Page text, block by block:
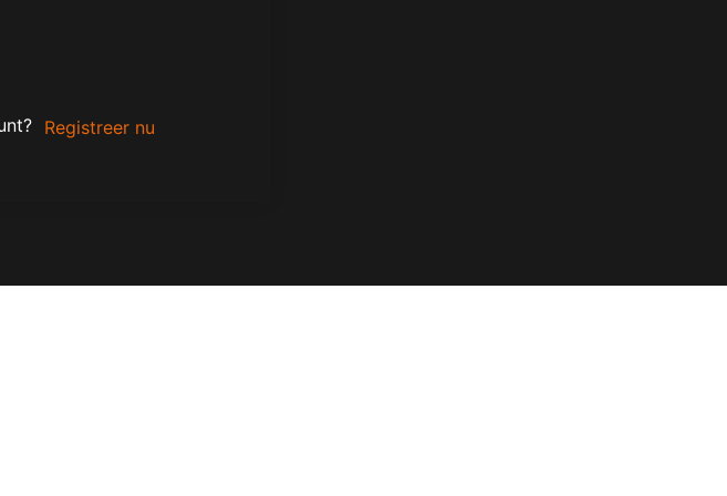
Registreer nu